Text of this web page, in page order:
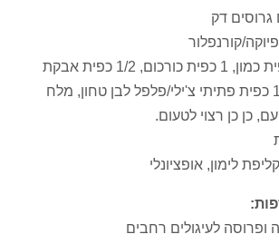
תבלינים : 1 כפית כמון, 1 כפית כורכום, 1/2 כפית אבקת
שום מיובש, 1/2 כפית פתיתי צ'ילי/פלפל לבן טחון, מלח
כן כן רצוי לטעום.